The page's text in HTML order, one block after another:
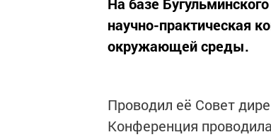
научно-практическая
окружающей среды.
Проводил её Совет
Конференция